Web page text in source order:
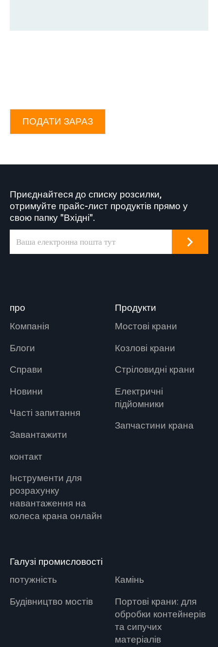
ПОДАТИ ЗАРАЗ
Приєднайтеся до списку розсилки,
отримуйте прайс-лист продуктів прямо у
свою папку "Вхідні".
про
Компанія
Блоги
Справи
Новини
Часті запитання
Завантажити
контакт
Інструменти для
розрахунку
навантаження на
колеса крана онлайн
Продукти
Мостові крани
Козлові крани
Стріловидні крани
Електричні
підйомники
Запчастини крана
Галузі промисловості
потужність
Камінь
Будівництво мостів
Портові крани: для
обробки контейнерів
та сипучих
матеріалів